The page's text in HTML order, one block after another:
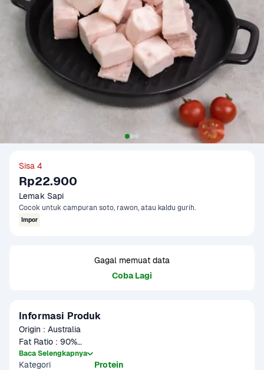
Sisa 4
Rp22.900
Lemak Sapi
Cocok untuk campuran soto, rawon, atau kaldu gurih.
Impor
Gagal memuat data
Coba Lagi
Informasi Produk
Origin : Australia
Fat Ratio : 90%
Gramation : 250 gram
Glazing : 5-10%
Baca Selengkapnya
Kategori Protein